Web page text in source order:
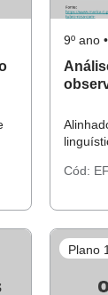
9º ano
Cód:
Plano